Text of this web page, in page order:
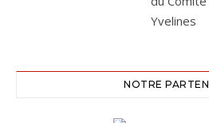
NOTRE